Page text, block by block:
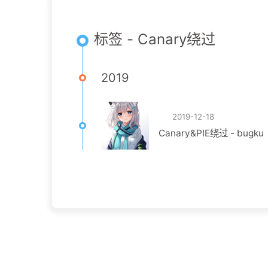
标签 - Canary绕过
2019
2019-12-18
Canary&PIE绕过 - bugku